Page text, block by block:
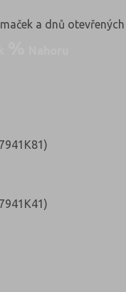
a dnů